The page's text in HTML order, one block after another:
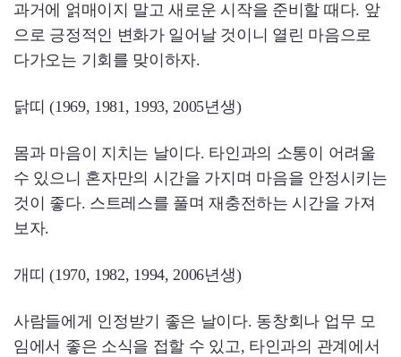
과거에 얽매이지 말고 새로운 시작을 준비할 때다. 앞
으로 긍정적인 변화가 일어날 것이니 열린 마음으로
다가오는 기회를 맞이하자.
닭띠 (1969, 1981, 1993, 2005년생)
몸과 마음이 지치는 날이다. 타인과의 소통이 어려울
수 있으니 혼자만의 시간을 가지며 마음을 안정시키는
것이 좋다. 스트레스를 풀며 재충전하는 시간을 가져
보자.
개띠 (1970, 1982, 1994, 2006년생)
사람들에게 인정받기 좋은 날이다. 동창회나 업무 모
임에서 좋은 소식을 접할 수 있고, 타인과의 관계에서